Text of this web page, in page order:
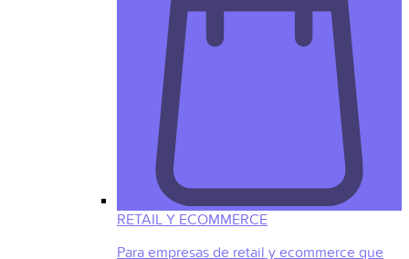
RETAIL Y ECOMMERCE
Para empresas de retail y ecommerce que